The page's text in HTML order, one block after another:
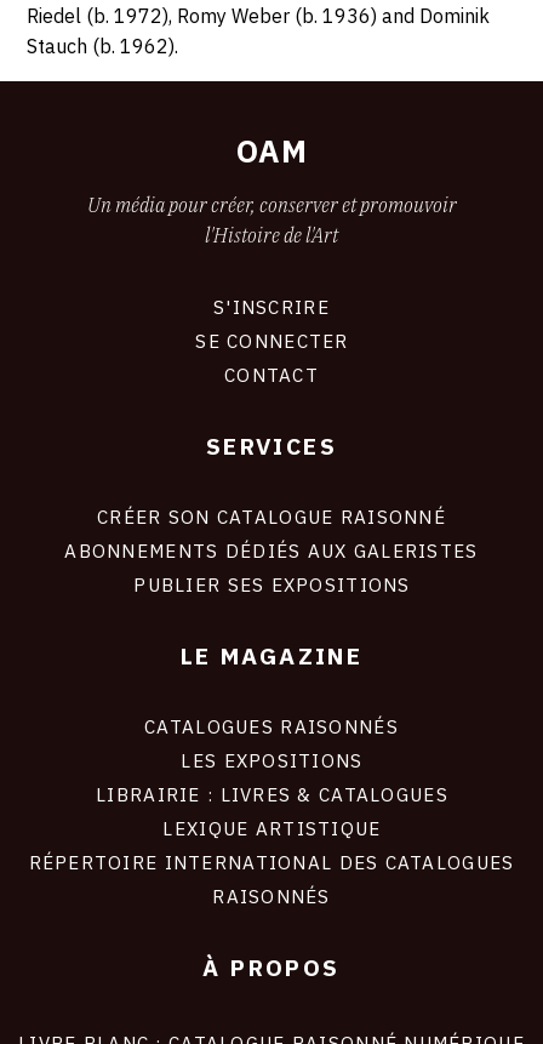
Riedel (b. 1972), Romy Weber (b. 1936) and Dominik
Stauch (b. 1962).
OAM
Un média pour créer, conserver et promouvoir
l'Histoire de l'Art
S'INSCRIRE
SE CONNECTER
CONTACT
SERVICES
CRÉER SON CATALOGUE RAISONNÉ
ABONNEMENTS DÉDIÉS AUX GALERISTES
PUBLIER SES EXPOSITIONS
LE MAGAZINE
CATALOGUES RAISONNÉS
LES EXPOSITIONS
LIBRAIRIE : LIVRES & CATALOGUES
LEXIQUE ARTISTIQUE
RÉPERTOIRE INTERNATIONAL DES CATALOGUES
RAISONNÉS
À PROPOS